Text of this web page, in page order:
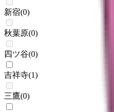
新宿(0)
秋葉原(0)
四ツ谷(0)
吉祥寺(1)
三鷹(0)